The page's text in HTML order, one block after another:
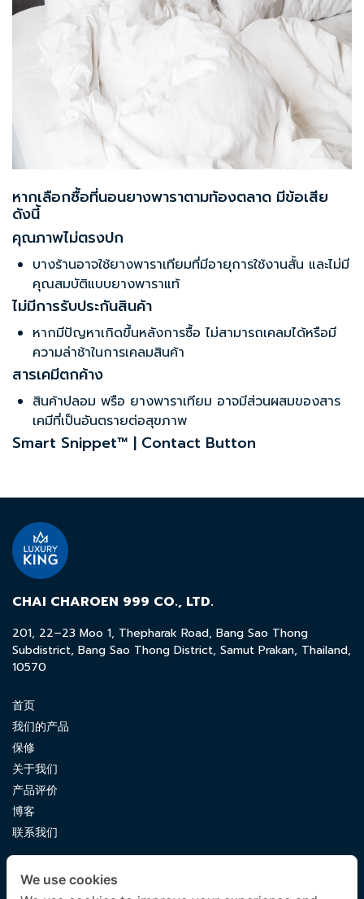
หากเลือกซื้อที่นอนยางพาราตามท้องตลาด มีข้อเสีย
ดังนี้
คุณภาพไม่ตรงปก
บางร้านอาจใช้ยางพาราเทียมที่มีอายุการใช้งานสั้น และไม่มี
คุณสมบัติแบบยางพาราแท้
ไม่มีการรับประกันสินค้า
หากมีปัญหาเกิดขึ้นหลังการซื้อ ไม่สามารถเคลมได้หรือมี
ความล่าช้าในการเคลมสินค้า
สารเคมีตกค้าง
สินค้าปลอม พรือ ยางพาราเทียม อาจมีส่วนผสมของสาร
เคมีที่เป็นอันตรายต่อสุขภาพ
Smart Snippet™ | Contact Button
CHAI CHAROEN 999 CO., LTD.
201, 22–23 Moo 1, Thepharak Road, Bang Sao Thong
Subdistrict, Bang Sao Thong District, Samut Prakan, Thailand,
10570
首页
我们的产品
保修
关于我们
产品评价
博客
联系我们
We use cookies